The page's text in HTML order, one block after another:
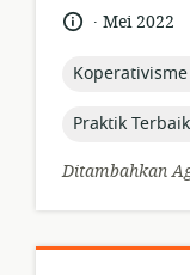
bahasa:
.
tanggalMei 2022
topic:
topic:
Praktik
Ditambahkan